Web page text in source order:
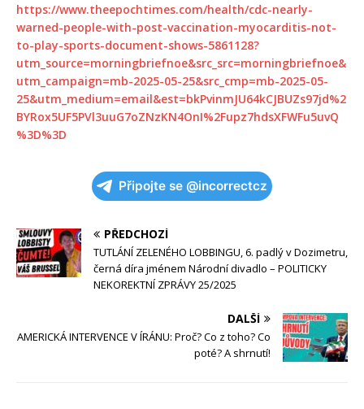
https://www.theepochtimes.com/health/cdc-nearly-
warned-people-with-post-vaccination-myocarditis-not-
to-play-sports-document-shows-5861128?
utm_source=morningbriefnoe&src_src=morningbriefnoe&
utm_campaign=mb-2025-05-25&src_cmp=mb-2025-05-
25&utm_medium=email&est=bkPvinmJU64kCJBUZs97jd%2
BYRox5UF5PVl3uuG7oZNzKN4OnI%2Fupz7hdsXFWFu5uvQ
%3D%3D
Připojte se @incorrectcz
PŘEDCHOZÍ
TUTLÁNÍ ZELENÉHO LOBBINGU, 6. padlý v Dozimetru,
černá díra jménem Národní divadlo – POLITICKY
NEKOREKTNÍ ZPRÁVY 25/2025
DALŠÍ
AMERICKÁ INTERVENCE V ÍRÁNU: Proč? Co z toho? Co
poté? A shrnutí!